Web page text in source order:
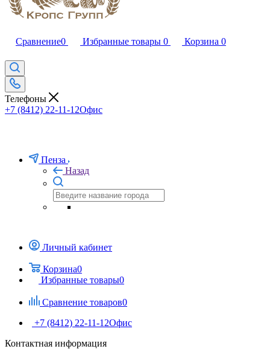
Сравнение0 Избранные товары 0 Корзина 0
Телефоны
+7 (8412) 22-11-12Офис
Пенза
Назад
Личный кабинет
Корзина0
Избранные товары0
Сравнение товаров0
+7 (8412) 22-11-12Офис
Контактная информация